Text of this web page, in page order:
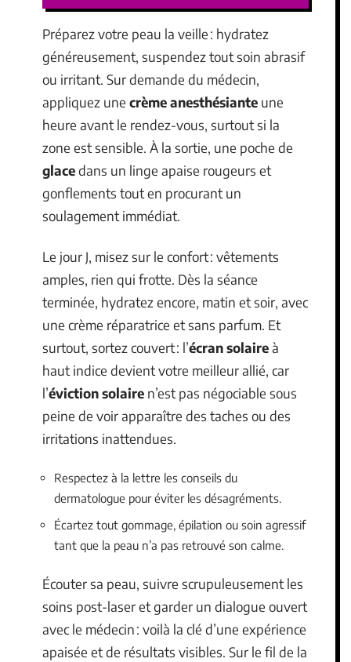
Préparez votre peau la veille : hydratez
généreusement, suspendez tout soin abrasif
ou irritant. Sur demande du médecin,
appliquez une crème anesthésiante une
heure avant le rendez-vous, surtout si la
zone est sensible. À la sortie, une poche de
glacedans un linge apaise rougeurs et
gonflements tout en procurant un
soulagement immédiat.
Le jour J, misez sur le confort : vêtements
amples, rien qui frotte. Dès la séance
terminée, hydratez encore, matin et soir, avec
une crème réparatrice et sans parfum. Et
surtout, sortez couvert : l’écran solaireà
haut indice devient votre meilleur allié, car
l’éviction solaire n’est pas négociable sous
peine de voir apparaître des taches ou des
irritations inattendues.
Respectez à la lettre les conseils du
dermatologue pour éviter les désagréments.
Écartez tout gommage, épilation ou soin agressif
tant que la peau n’a pas retrouvé son calme.
Écouter sa peau, suivre scrupuleusement les
soins post-laser et garder un dialogue ouvert
avec le médecin : voilà la clé d’une expérience
apaisée et de résultats visibles. Sur le fil de la